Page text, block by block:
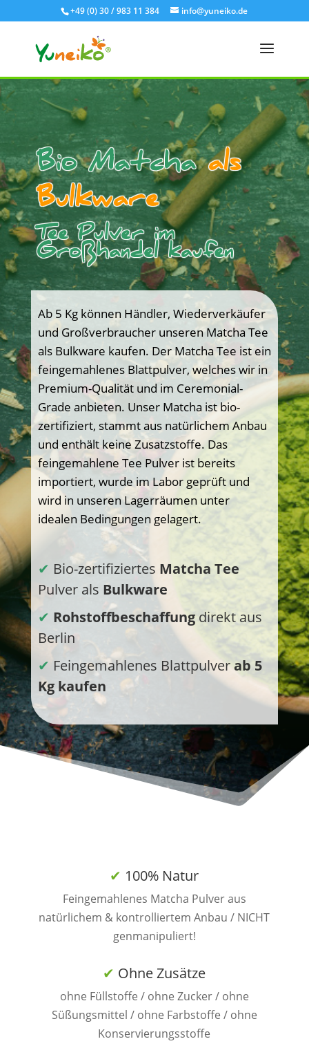
+49 (0) 30 / 983 11 384 info@yuneiko.de
Bio Matchaals
Bulkware
Tee Pulver im
Großhandel kaufen
Ab 5 Kg können Händler, Wiederverkäufer
und Großverbraucher unseren Matcha Tee
als Bulkware kaufen. Der Matcha Tee ist ein
feingemahlenes Blattpulver, welches wir in
Premium-Qualität und im Ceremonial-
Grade anbieten. Unser Matcha ist bio-
zertifiziert, stammt aus natürlichem Anbau
und enthält keine Zusatzstoffe. Das
feingemahlene Tee Pulver ist bereits
importiert, wurde im Labor geprüft und
wird in unseren Lagerräumen unter
idealen Bedingungen gelagert.
✔ Bio-zertifiziertes Matcha Tee
Pulver als Bulkware
✔ Rohstoffbeschaffungdirekt aus
Berlin
✔ Feingemahlenes Blattpulverab 5
Kg kaufen
✔ 100% Natur
Feingemahlenes Matcha Pulver aus
natürlichem & kontrolliertem Anbau / NICHT
genmanipuliert!
✔ Ohne Zusätze
ohne Füllstoffe / ohne Zucker / ohne
Süßungsmittel / ohne Farbstoffe / ohne
Konservierungsstoffe